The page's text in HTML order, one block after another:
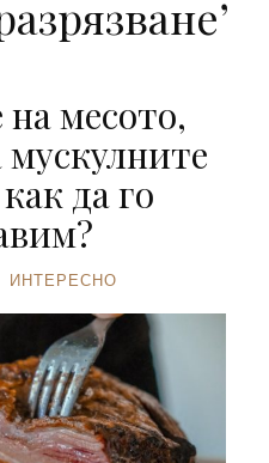
на месото,
да го
ИНТЕРЕСНО